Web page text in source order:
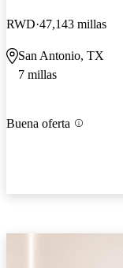
RWD 47,143 millas
San Antonio, TX
7 millas
Buena oferta